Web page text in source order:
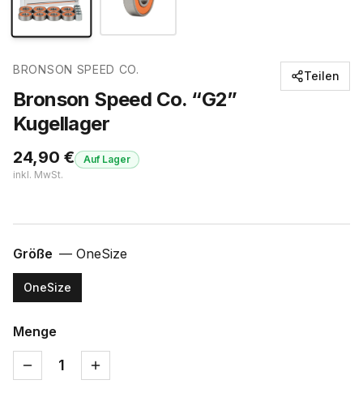
BRONSON SPEED CO.
Bronson Speed Co. “G2”
Kugellager
24,90 €
inkl. MwSt.
Auf Lager
Teilen
Größe — OneSize
OneSize
Menge
1